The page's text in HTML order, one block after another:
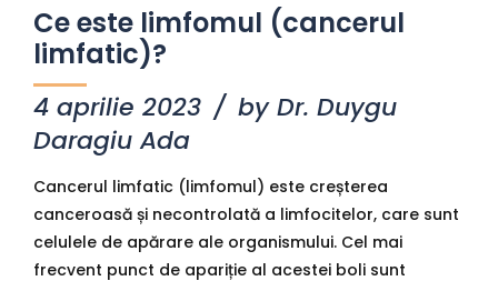
Ce este limfomul (cancerul
limfatic)?
4 aprilie 2023
by Dr. Duygu
Daragiu Ada
Cancerul limfatic (limfomul) este creșterea
canceroasă și necontrolată a limfocitelor, care sunt
celulele de apărare ale organismului. Cel mai
frecvent punct de apariție al acestei boli sunt